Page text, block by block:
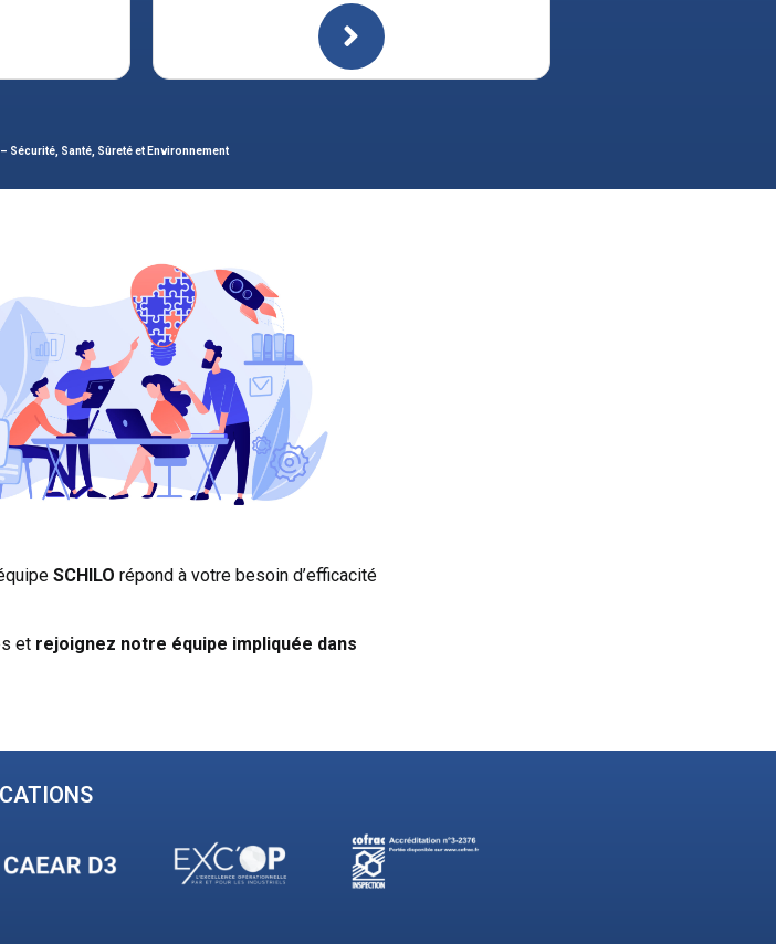
Sécurité, Santé, Sûreté et Environnement
SCHILO répond à votre besoin d’efficacité
et rejoignez notre équipe impliquée dans